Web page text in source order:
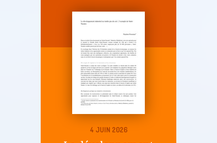
4 JUIN 2026